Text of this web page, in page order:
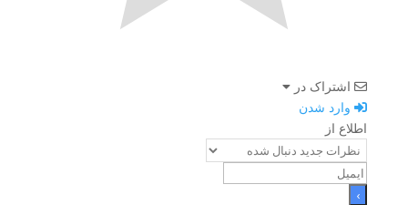
اشتراک در
وارد شدن
اطلاع از